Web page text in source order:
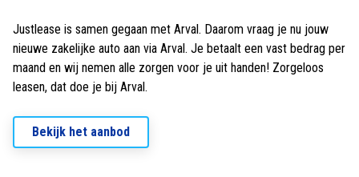
Justlease is samen gegaan met Arval. Daarom vraag je nu jouw
nieuwe zakelijke auto aan via Arval. Je betaalt een vast bedrag per
maand en wij nemen alle zorgen voor je uit handen! Zorgeloos
leasen, dat doe je bij Arval.
Bekijk het aanbod